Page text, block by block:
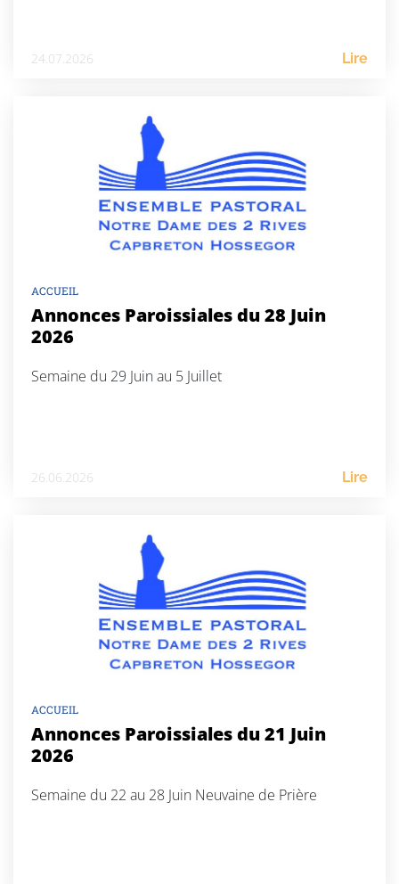
24.07.2026 Lire
ACCUEIL
Annonces Paroissiales du 28 Juin
2026
Semaine du 29 Juin au 5 Juillet
26.06.2026 Lire
ACCUEIL
Annonces Paroissiales du 21 Juin
2026
Semaine du 22 au 28 Juin Neuvaine de Prière